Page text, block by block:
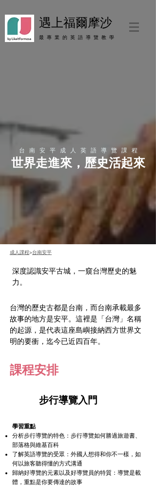
遇上福爾摩沙
最 專 業 的 英 語 導 覽 教 學
台 南 安 平 成 人 英 語 ​導 覽 課 程
​世界走進來，歷史活起來
成人課程>台南安平
台灣的歷史古都是台南，​而台南承載最多
故事的地方是安平。這裡是「台灣」名稱
的起源，是代表這座島嶼接納西方世界文
明的要衝，迄今已近四百年。
深度認識安平古城，一窺台灣歷史的魅
力。
課程安排
​步行導覽入門
學習重點
分析步行導覽的特色：步行導覽如何勝過旅遊書、
部落格與維基百科
了解英語導覽的受眾：外國人想得和你不一樣，如
何以旅客聽得懂的方式溝通
​歸納好導覽的元素以及好導覽員的特質：導覽是載
體，重點是你要傳達的故事